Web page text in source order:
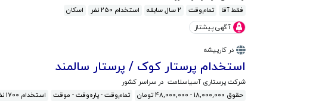
فقط آقا
تمام‌وقت 2 سال سابقه استخدام 250 نفر
اسکان
آگهی پیشتاز
در کارپیشه
استخدام پرستار کوک / پرستار سالمند
شرکت پرستاری آسیاسلامت در سراسر کشور
حقوق 18,000,000 - 48,000,000 تومان
تمام‌وقت - پاره‌وقت - موقت استخدام 1700 نفر